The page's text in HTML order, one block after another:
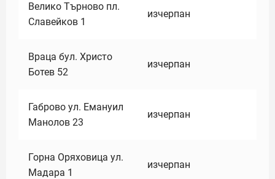
Велико Търново пл.
Славейков 1
изчерпан
Враца бул. Христо
Ботев 52
изчерпан
Габрово ул. Емануил
Манолов 23
изчерпан
Горна Оряховица ул.
Мадара 1
изчерпан